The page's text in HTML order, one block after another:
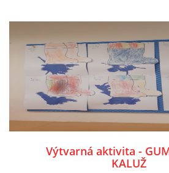
POKUSY
POZITIVNÍ AFIRMACE PRO DĚTI
PSYCHOHYGIENA PRO UČITELKY
UČITELSKÁ SEBEREFLEXE
Výtvarná aktivita -
KALUŽ